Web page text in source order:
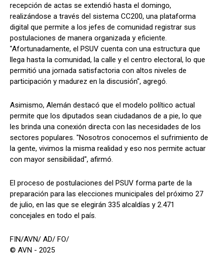
recepción de actas se extendió hasta el domingo,
realizándose a través del sistema CC200, una plataforma
digital que permite a los jefes de comunidad registrar sus
postulaciones de manera organizada y eficiente.
"Afortunadamente, el PSUV cuenta con una estructura que
llega hasta la comunidad, la calle y el centro electoral, lo que
permitió una jornada satisfactoria con altos niveles de
participación y madurez en la discusión", agregó.
Asimismo, Alemán destacó que el modelo político actual
permite que los diputados sean ciudadanos de a pie, lo que
les brinda una conexión directa con las necesidades de los
sectores populares. "Nosotros conocemos el sufrimiento de
la gente, vivimos la misma realidad y eso nos permite actuar
con mayor sensibilidad", afirmó.
El proceso de postulaciones del PSUV forma parte de la
preparación para las elecciones municipales del próximo 27
de julio, en las que se elegirán 335 alcaldías y 2.471
concejales en todo el país.
FIN/AVN/ AD/ FO/
© AVN - 2025